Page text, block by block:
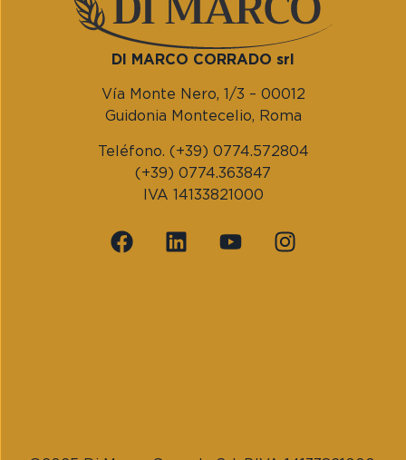
DI MARCO CORRADO srl
Vía Monte Nero, 1/3 – 00012
Guidonia Montecelio, Roma
Teléfono. (+39) 0774.572804
(+39) 0774.363847
IVA 14133821000